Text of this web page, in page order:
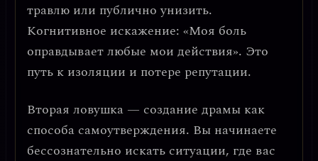
травлю или публично унизить.
Когнитивное искажение: «Моя боль
оправдывает любые мои действия». Это
путь к изоляции и потере репутации.
Вторая ловушка — создание драмы как
способа самоутверждения. Вы начинаете
бессознательно искать ситуации, где вас